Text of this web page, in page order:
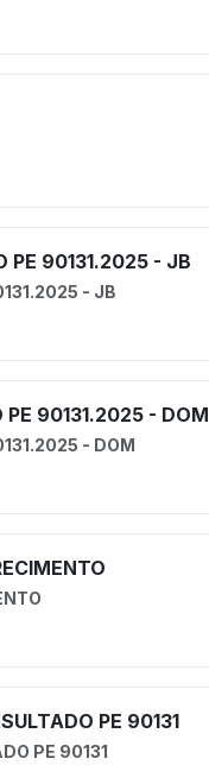
PE 90131.2025 - JB
- JB
PE 90131.2025 - DOM
- DOM
PE 90131
PE 90131